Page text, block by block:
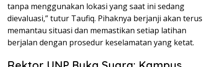
tanpa menggunakan lokasi yang saat ini sedang
dievaluasi,” tutur Taufiq. Pihaknya berjanji akan terus
memantau situasi dan memastikan setiap latihan
berjalan dengan prosedur keselamatan yang ketat.